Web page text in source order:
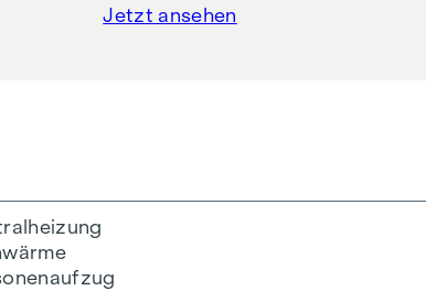
Jetzt ansehen